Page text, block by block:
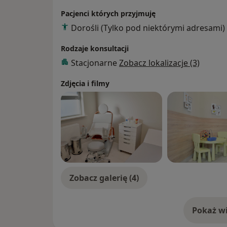
leczeniem schorzeń ginekologicznych
(antykoncepcja hormonalna doustna,
Wykonuję referencyjne badania USG
ginekologiczne.
Babka Medica: Wizyty pacjentów w
ubezpieczeniowych umawiane są
CM Babka Medica lub przez
Pacjenci których przyjmuję
Dorośli (Tylko pod niektórymi adresami)
Rodzaje konsultacji
Stacjonarne Zobacz lokalizacje (3)
Zdjęcia i filmy
Zobacz galerię (4)
Pokaż o